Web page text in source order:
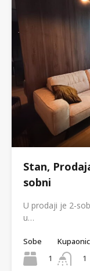
Stan,
sobni
U prodaji je 2-
u…
Sobe
1
1